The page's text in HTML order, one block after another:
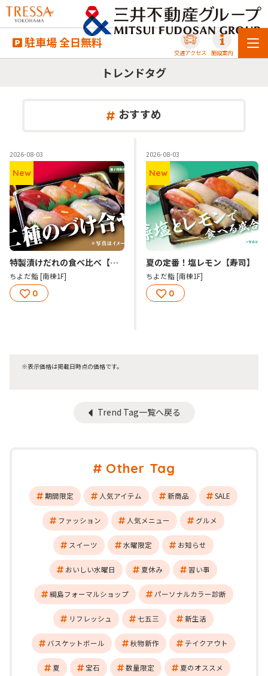
駐車場 全日無料
交通アクセス 施設案内
トレンドタグ
おすすめ
2026-08-03
New
特製漬けだれの食べ比べ【寿司】
ちよだ鮨 [南棟1F]
0
2026-08-03
New
夏の定番！塩レモン【寿司】
ちよだ鮨 [南棟1F]
0
※表示価格は掲載日時点の価格です。
Trend Tag一覧へ戻る
Other Tag
期間限定 人気アイテム 新商品 SALE
ファッション 人気メニュー グルメ
スイーツ 水曜限定 お知らせ
おいしい水曜日 夏休み 習い事
綱島フォーマルショップ パーソナルカラー診断
リフレッシュ 七五三 新生活
バスケットボール 秋物新作 テイクアウト
夏 宝石 数量限定 夏のオススメ